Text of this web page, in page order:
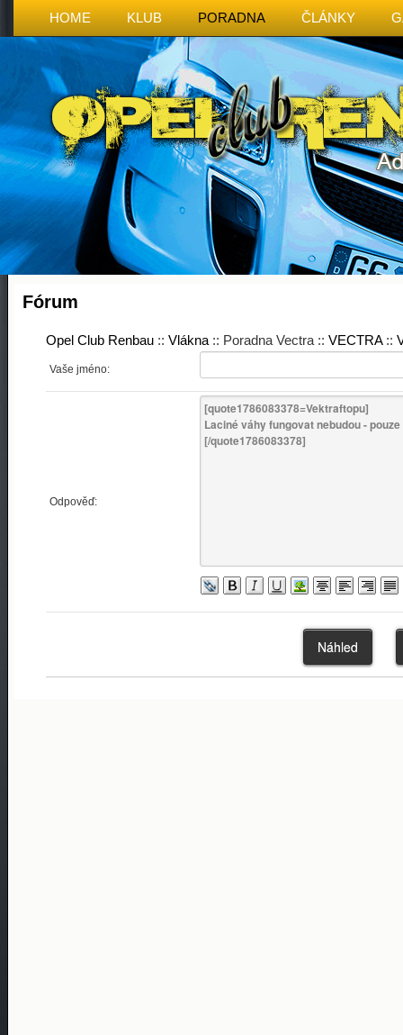
HOME KLUB PORADNA ČLÁNKY
Fórum
Opel Club Renbau :: Vlákna :: Poradna Vectra :: VECTRA::
Vaše jméno:
Odpověď: